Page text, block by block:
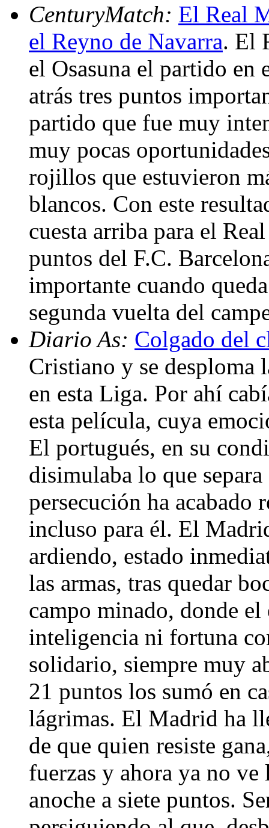
CenturyMatch: El Real
el Reyno de Navarra. El
el Osasuna el partido en
atrás tres puntos
partido que fue muy
muy pocas
rojillos que estuvieron
blancos. Con este
cuesta arriba para el
puntos del F.C.
importante cuando
segunda vuelta del
Diario As: Colgado del
Cristiano y se desploma
en esta Liga. Por ahí
esta película, cuya
El portugués, en su
disimulaba lo que
persecución ha acabado
incluso para él. El
ardiendo, estado
las armas, tras quedar
campo minado, donde
inteligencia ni fortuna
solidario, siempre muy
21 puntos los sumó en
lágrimas. El Madrid ha
de que quien resiste
fuerzas y ahora ya no ve
anoche a siete puntos.